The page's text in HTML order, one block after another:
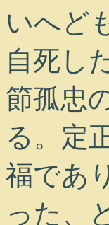
いへど
自死し
節孤忠
る。定
福であ
った、